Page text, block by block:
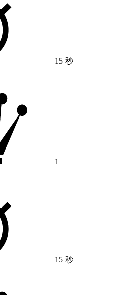
15 秒
1
15 秒